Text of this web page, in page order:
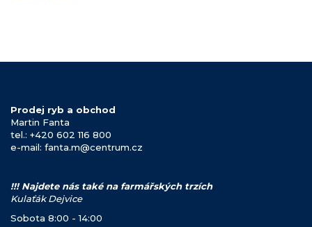
Prodej ryb a obchod
Martin Fanta
tel.: +420 602 116 800
e-mail: fanta.m@centrum.cz
!!! Najdete nás také na farmářských trzích
Kulaťák Dejvice
Sobota 8:00 - 14:00